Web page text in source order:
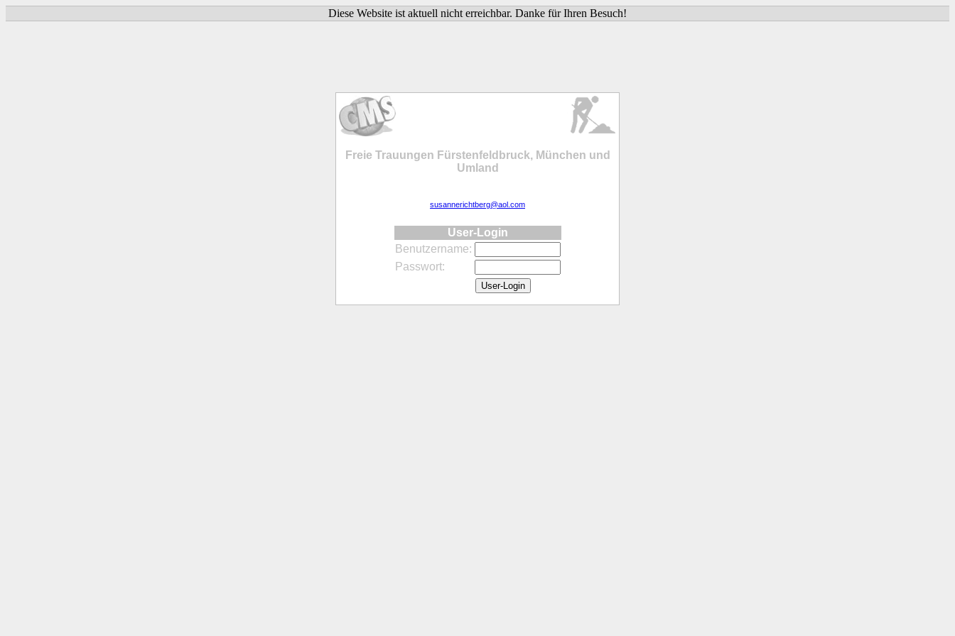
Diese Website ist aktuell nicht erreichbar. Danke für Ihren Besuch!
Freie Trauungen Fürstenfeldbruck, München und
Umland
susannerichtberg@aol.com
User-Login
Benutzername:
Passwort: